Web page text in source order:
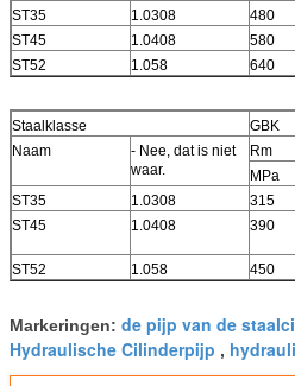
ST35
1.0308 480
ST45
1.0408 580
ST52
1.058 640
Staalklasse GBK
Naam
- Nee, dat is niet
waar.
Rm
MPa
ST35
1.0308 315
ST45
1.0408 390
ST52
1.058 450
Markeringen: de pijp van de
Hydraulische Cilinderpijp ,